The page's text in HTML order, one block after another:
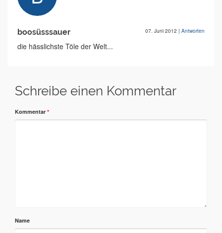
boosüsssauer 07. Juni 2012 | Antworten
die hässlichste Töle der Welt...
Schreibe einen Kommentar
Kommentar *
Name